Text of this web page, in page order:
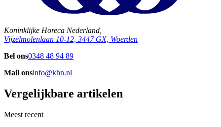
Koninklijke Horeca Nederland,
Vijzelmolenlaan 10-12, 3447 GX, Woerden
Bel ons0348 48 94 89
Mail onsinfo@khn.nl
Vergelijkbare artikelen
Meest recent